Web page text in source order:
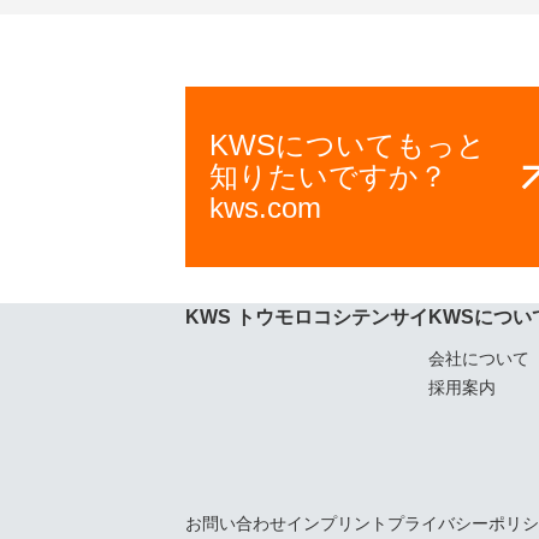
KWSについてもっと
知りたいですか？
kws.com
KWS トウモロコシテンサイ KWSについ
会社について
採用案内
お問い合わせインプリント プライバシーポリ